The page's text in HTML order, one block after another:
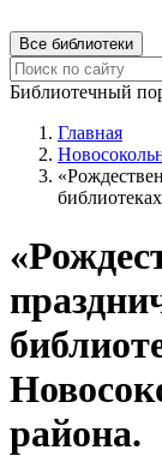
Все библиотеки
Библиотечный
Главная
района.